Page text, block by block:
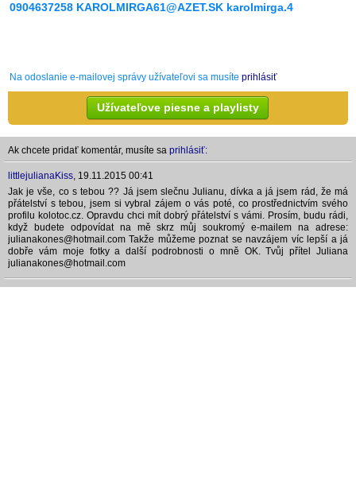
0904637258 KAROLMIRGA61@AZET.SK karolmirga.4
Na odoslanie e-mailovej správy užívateľovi sa musíte prihlásiť
Užívateľove piesne a playlisty
Ak chcete pridať komentár, musíte sa prihlásiť:
littlejulianaKiss, 19.11.2015 00:41
Jak je vše, co s tebou ?? Já jsem slečnu Julianu, dívka a já jsem rád, že má
přátelství s tebou, jsem si vybral zájem o vás poté, co prostřednictvím svého
profilu kolotoc.cz. Opravdu chci mít dobrý přátelství s vámi. Prosím, budu rádi,
když budete odpovídat na mě skrz můj soukromý e-mailem na adrese:
julianakones@hotmail.com Takže můžeme poznat se navzájem víc lepší a já
dobře vám moje fotky a další podrobnosti o mně OK. Tvůj přítel Juliana
julianakones@hotmail.com